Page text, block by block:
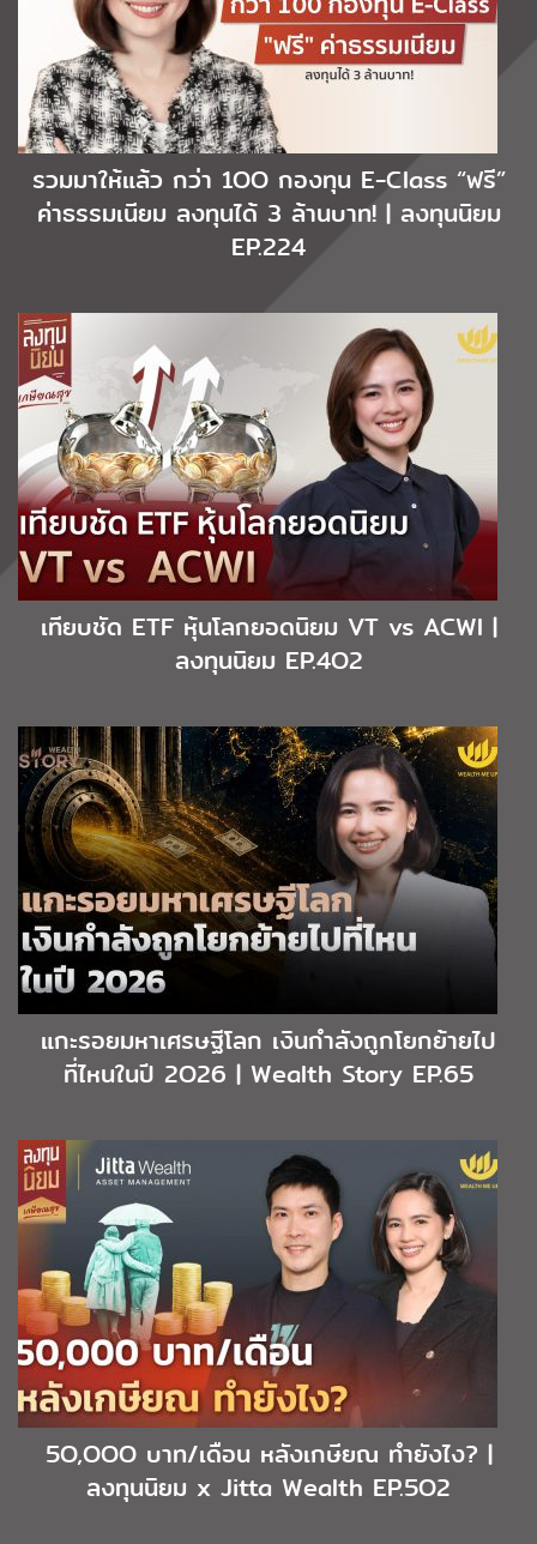
รวมมาให้แล้ว กว่า 1OO กองทุน E-Class “ฟรี”
ค่าธรรมเนียม ลงทุนได้ 3 ล้านบาท! | ลงทุนนิยม
EP.224
เทียบชัด ETF หุ้นโลกยอดนิยม VT vs ACWI |
ลงทุนนิยม EP.4O2
แกะรอยมหาเศรษฐีโลก เงินกำลังถูกโยกย้ายไป
ที่ไหนในปี 2O26 | Wealth Story EP.65
5O,OOO บาท/เดือน หลังเกษียณ ทำยังไง? |
ลงทุนนิยม x Jitta Wealth EP.5O2